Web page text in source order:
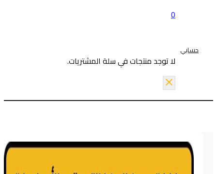
حسابي
لا توجد منتجات في سلة المشتريات.